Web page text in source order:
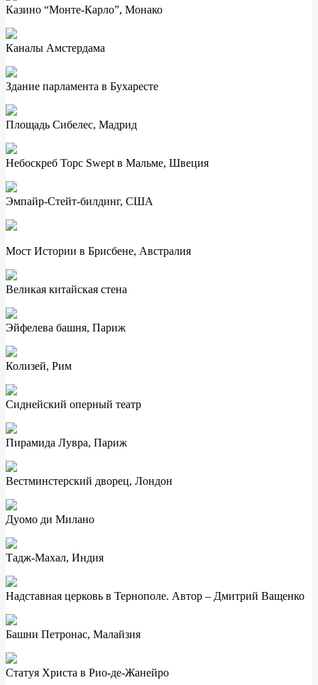
Казино “Монте-Карло”, Монако
Каналы Амстердама
Здание парламента в Бухаресте
Площадь Сибелес, Мадрид
Небоскреб Торс Swept в Мальме, Швеция
Эмпайр-Стейт-билдинг, США
Мост Истории в Брисбене, Австралия
Великая китайская стена
Эйфелева башня, Париж
Колизей, Рим
Сиднейский оперный театр
Пирамида Лувра, Париж
Вестминстерский дворец, Лондон
Дуомо ди Милано
Тадж-Махал, Индия
Надставная церковь в Тернополе. Автор – Дмитрий Ващенко
Башни Петронас, Малайзия
Статуя Христа в Рио-де-Жанейро